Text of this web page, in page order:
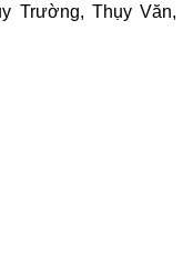
Trường, Thụy Văn,